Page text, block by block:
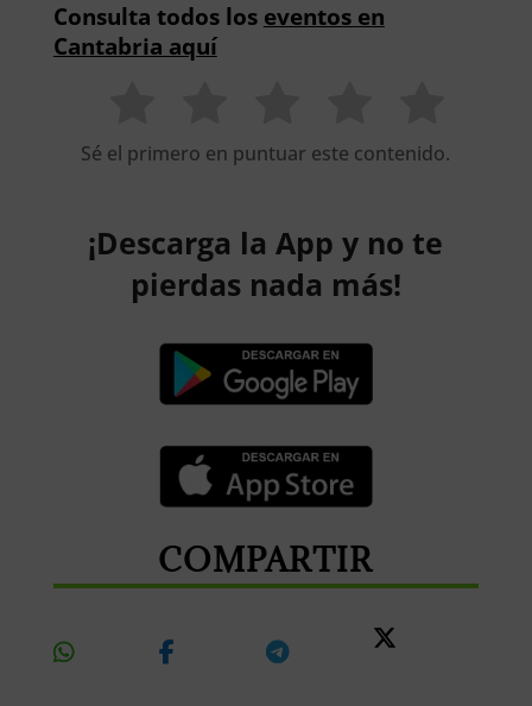
Consulta todos los eventos en
Cantabria aquí
Sé el primero en puntuar este contenido.
¡Descarga la App y no te
pierdas nada más!
COMPARTIR